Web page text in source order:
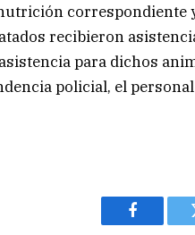
correspondiente
recibieron
para dichos
policial, el
Facebook